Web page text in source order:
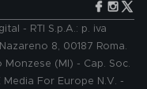
- RTI S.p.A.: p. iva
8, 00187 Roma.
(MI) - Cap. Soc.
For Europe N.V. -